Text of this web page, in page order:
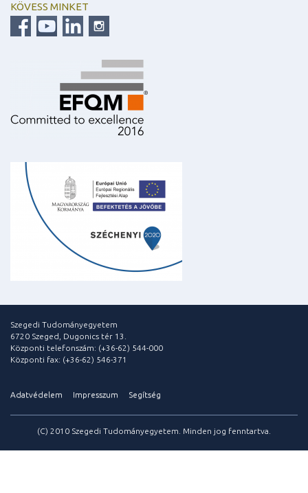
KÖVESS MINKET
Szegedi Tudományegyetem
6720 Szeged, Dugonics tér 13.
Központi telefonszám: (+36-62) 544-000
Központi fax: (+36-62) 546-371
Adatvédelem Impresszum Segítség
(C) 2010 Szegedi Tudományegyetem. Minden jog fenntartva.